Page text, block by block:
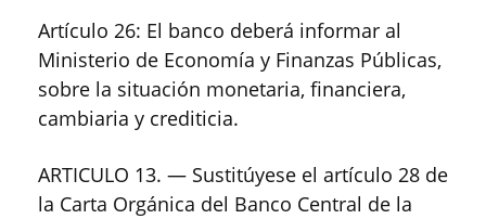
Artículo 26: El banco deberá informar al
Ministerio de Economía y Finanzas Públicas,
sobre la situación monetaria, financiera,
cambiaria y crediticia.
ARTICULO 13. — Sustitúyese el artículo 28 de
la Carta Orgánica del Banco Central de la